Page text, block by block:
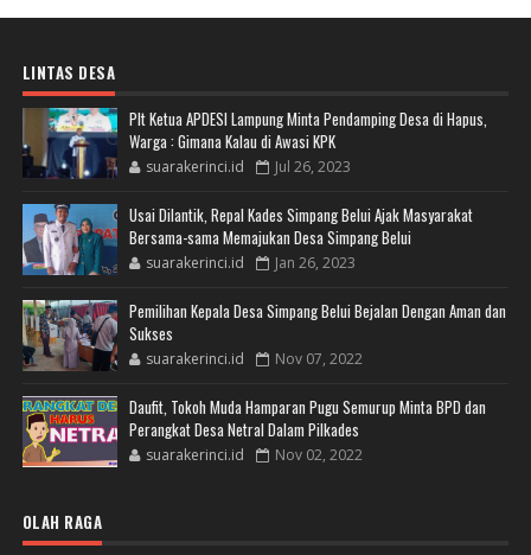
LINTAS DESA
Plt Ketua APDESI Lampung Minta Pendamping Desa di Hapus,
Warga : Gimana Kalau di Awasi KPK
suarakerinci.id Jul 26, 2023
Usai Dilantik, Repal Kades Simpang Belui Ajak Masyarakat
Bersama-sama Memajukan Desa Simpang Belui
suarakerinci.id Jan 26, 2023
Pemilihan Kepala Desa Simpang Belui Bejalan Dengan Aman dan
Sukses
suarakerinci.id Nov 07, 2022
Daufit, Tokoh Muda Hamparan Pugu Semurup Minta BPD dan
Perangkat Desa Netral Dalam Pilkades
suarakerinci.id Nov 02, 2022
OLAH RAGA